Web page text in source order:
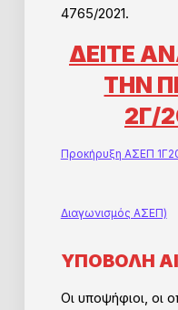
4765/2021.
ΔΕΙΤΕ
ΤΗΝ
2Γ/
Προκήρυξη ΑΣΕΠ
Διαγωνισμός ΑΣΕΠ)
ΥΠΟΒΟΛΗ
Οι υποψήφιοι, οι